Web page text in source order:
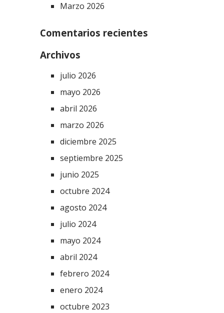
Marzo 2026
Comentarios recientes
Archivos
julio 2026
mayo 2026
abril 2026
marzo 2026
diciembre 2025
septiembre 2025
junio 2025
octubre 2024
agosto 2024
julio 2024
mayo 2024
abril 2024
febrero 2024
enero 2024
octubre 2023